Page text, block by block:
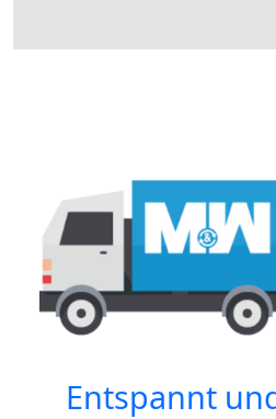
Entspannt